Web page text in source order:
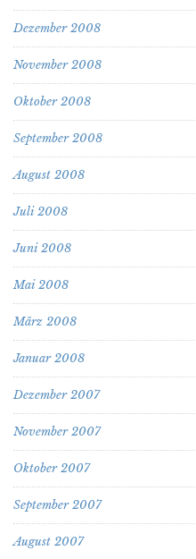
Dezember 2008
November 2008
Oktober 2008
September 2008
August 2008
Juli 2008
Juni 2008
Mai 2008
März 2008
Januar 2008
Dezember 2007
November 2007
Oktober 2007
September 2007
August 2007